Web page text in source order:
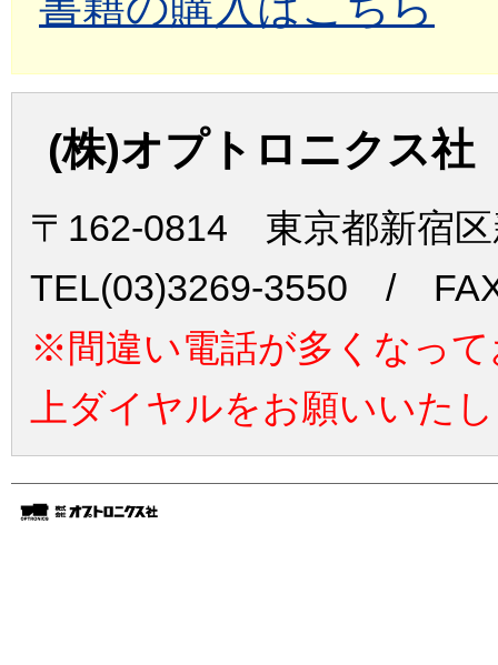
(株)オプトロニクス社
〒162-0814 東京都新宿
TEL(03)3269-3550 /
※間違い電話が多くなっ
上ダイヤルをお願いいた